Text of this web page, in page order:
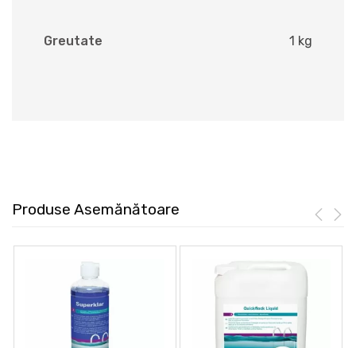
Greutate 1 kg
Produse Asemănătoare